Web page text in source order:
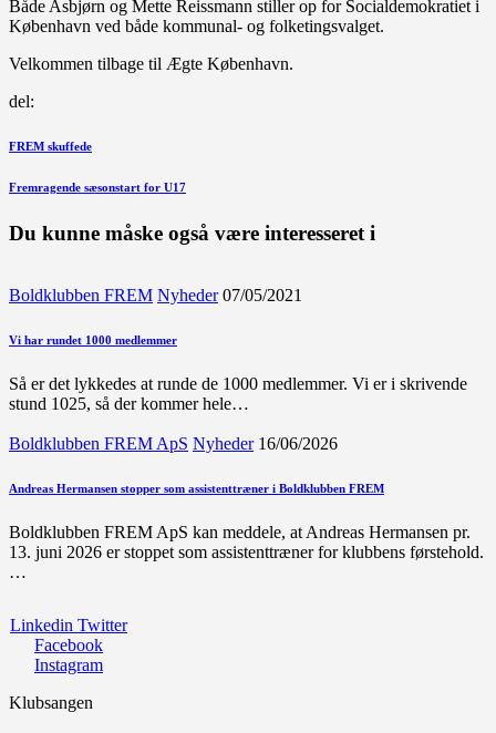
Både Asbjørn og Mette Reissmann stiller op for Socialdemokratiet i
København ved både kommunal- og folketingsvalget.
Velkommen tilbage til Ægte København.
del:
Indlægsnavigation
Forrige
FREM skuffede
Næste
Fremragende sæsonstart for U17
Du kunne måske også være interesseret i
Boldklubben FREM Nyheder 07/05/2021
Vi har rundet 1000 medlemmer
Så er det lykkedes at runde de 1000 medlemmer. Vi er i skrivende
stund 1025, så der kommer hele…
Boldklubben FREM ApS Nyheder 16/06/2026
Andreas Hermansen stopper som assistenttræner i Boldklubben FREM
Boldklubben FREM ApS kan meddele, at Andreas Hermansen pr.
13. juni 2026 er stoppet som assistenttræner for klubbens førstehold.
…
Linkedin Twitter
Facebook
Instagram
Klubsangen